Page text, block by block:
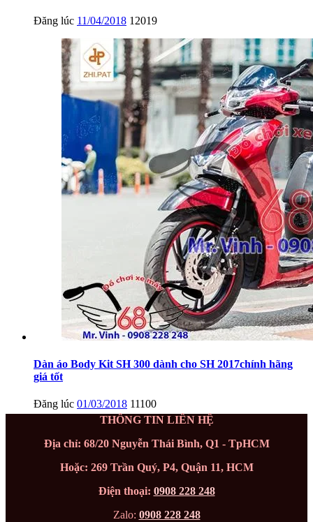
Đăng lúc 11/04/2018 12019
Dàn áo Body Kit SH 300 dành cho SH 2017chính hãng
giá tốt
Đăng lúc 01/03/2018 11100
THÔNG TIN LIÊN HỆ
Địa chỉ: 68/20 Nguyễn Thái Bình, Q1 - TpHCM
Hoặc: 269 Trần Quý, P4, Quận 11, HCM
Điện thoại: 0908 228 248
Zalo: 0908 228 248